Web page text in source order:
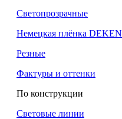
Светопрозрачные
Немецкая плёнка DEKEN
Резные
Фактуры и оттенки
По конструкции
Световые линии